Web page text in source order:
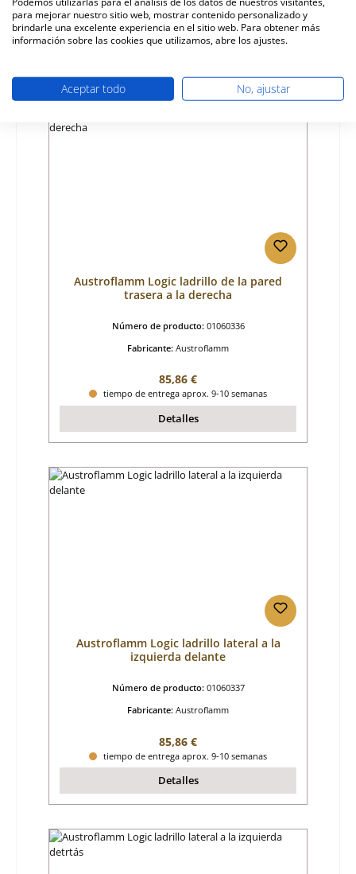
Precio normal:
85,86 €
tiempo de entrega aprox. 9-10 semanas
Austroflamm Logic ladrillo de la pared
trasera a la derecha
Número de producto: 01060336
Fabricante: Austroflamm
Precio normal:
85,86 €
tiempo de entrega aprox. 9-10 semanas
Detalles
Austroflamm Logic ladrillo lateral a la
izquierda delante
Número de producto: 01060337
Fabricante: Austroflamm
Precio normal:
85,86 €
tiempo de entrega aprox. 9-10 semanas
Detalles
para mejorar nuestro sitio web, mostrar contenido personalizado y
brindarle una excelente experiencia en el sitio web. Para obtener más
información sobre las cookies que utilizamos, abre los ajustes.
Aceptar todo No, ajustar